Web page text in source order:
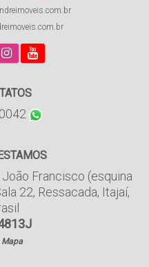
Francisco (esquina
22, Ressacada, Itajaí,